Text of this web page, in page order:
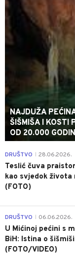
NAJDUŽA
ŠIŠMIŠA I KOSTI
OD 20.000
DRUŠTVO 28.06.2026.
Teslić čuva
kao svjedok života
(FOTO)
DRUŠTVO 06.06.2026.
U Mićinoj pećini s
BiH: Istina o
(FOTO/VIDEO)